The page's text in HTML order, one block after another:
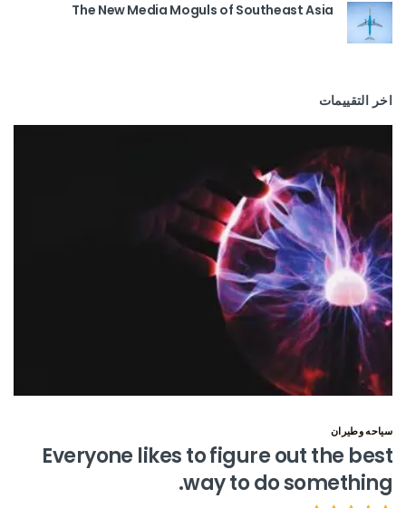
The New Media Moguls of Southeast Asia
اخر التقييمات
سياحه وطيران
Everyone likes to figure out the best
way to do something.